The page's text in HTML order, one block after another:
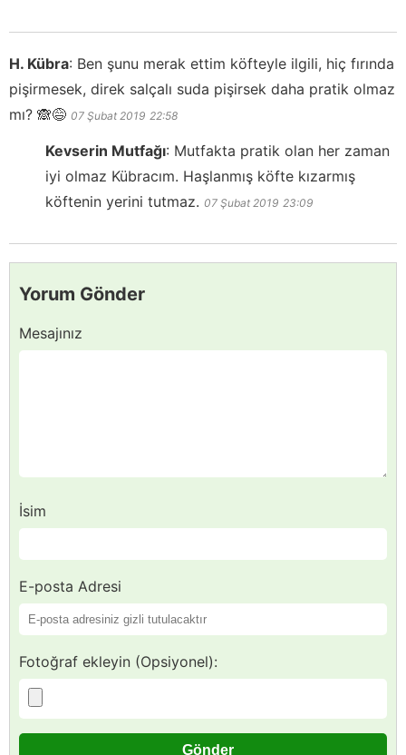
H. Kübra: Ben şunu merak ettim köfteyle ilgili, hiç fırında
pişirmesek, direk salçalı suda pişirsek daha pratik olmaz
mı? 🙈😅 07 Şubat 2019 22:58
Kevserin Mutfağı: Mutfakta pratik olan her zaman
iyi olmaz Kübracım. Haşlanmış köfte kızarmış
köftenin yerini tutmaz. 07 Şubat 2019 23:09
Yorum Gönder
Mesajınız
İsim
E-posta Adresi
Fotoğraf ekleyin (Opsiyonel):